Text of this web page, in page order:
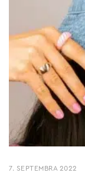
7. SEPTEMBRA 2022